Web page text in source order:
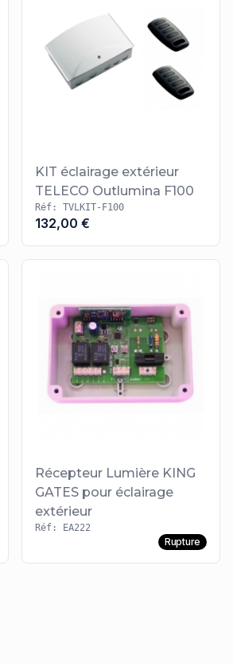
KIT éclairage extérieur
TELECO Outlumina F100
Réf: TVLKIT-F100
132,00 €
Récepteur Lumière KING
GATES pour éclairage
extérieur
Réf: EA222
Rupture